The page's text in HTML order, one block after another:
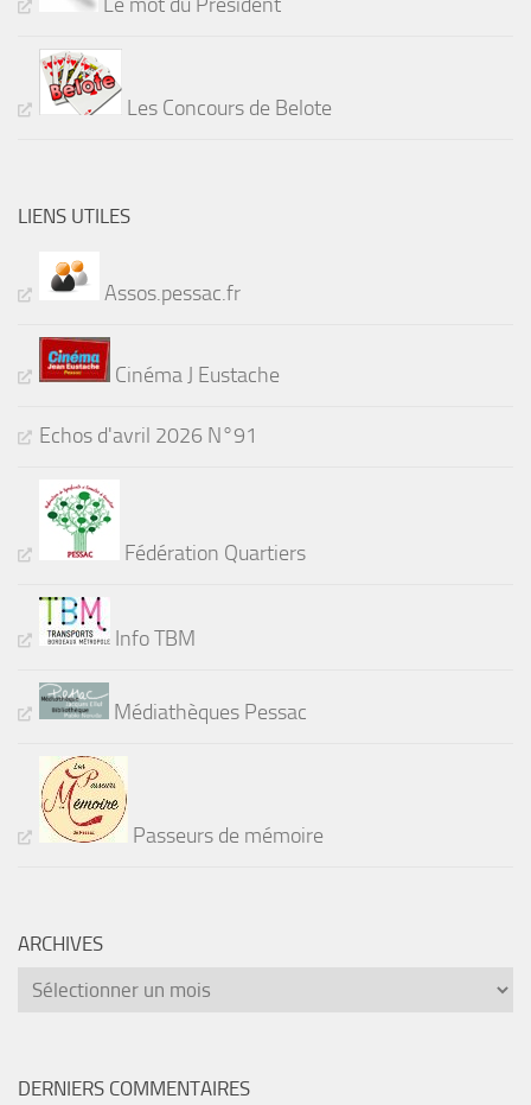
Les Concours de Belote
LIENS UTILES
Assos.pessac.fr
Cinéma J Eustache
Echos d'avril 2026 N°91
Fédération Quartiers
Info TBM
Médiathèques Pessac
Passeurs de mémoire
ARCHIVES
Archives
DERNIERS COMMENTAIRES